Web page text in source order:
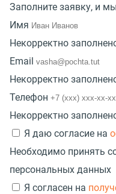
Заполните заявку, и
Имя
Некорректно
Email
Некорректно
Телефон
Некорректно
Я даю согласие на
Необходимо принять
персональных данных
Я согласен на